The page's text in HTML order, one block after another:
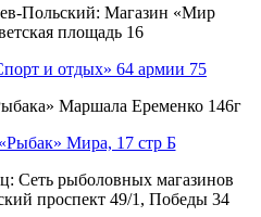
Польский: Магазин «Мир
площадь 16
и отдых» 64 армии 75
Маршала Еременко 146г
Мира, 17 стр Б
Сеть рыболовных магазинов
проспект 49/1, Победы 34